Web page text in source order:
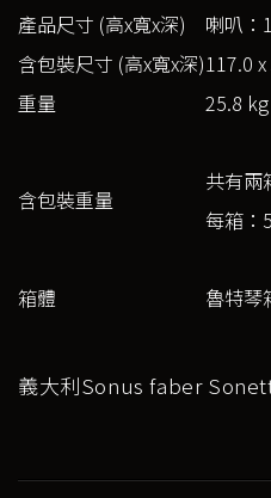
產品尺寸 (高x寬x深)
喇叭：
含包裝尺寸 (高x寬x深)117.0
重量
25.8
含包裝重量
共有兩
每箱：
箱體 魯特琴
義大利Sonus faber